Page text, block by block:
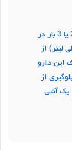
این دارو را طبق دستور پزشک، معمولاً 2 یا 3 بار در
پر آب (8 اونس/240 میلی لیتر) از
این دارو
جلوگیری از
یک آنتی